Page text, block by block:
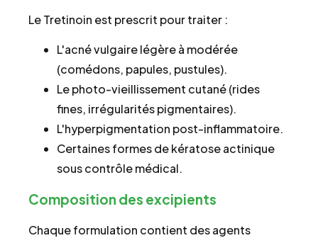
Le Tretinoin est prescrit pour traiter :
L'acné vulgaire légère à modérée
(comédons, papules, pustules).
Le photo-vieillissement cutané (rides
fines, irrégularités pigmentaires).
L'hyperpigmentation post-inflammatoire.
Certaines formes de kératose actinique
sous contrôle médical.
Composition des excipients
Chaque formulation contient des agents